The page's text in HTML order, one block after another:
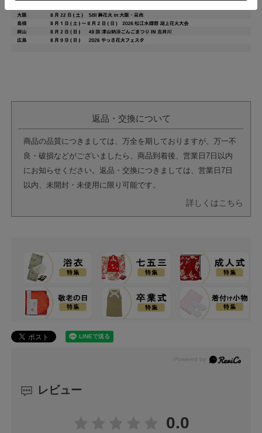
返品・交換について
商品の品質につきましては、万全を期しておりますが、万一不
良・破損などがございましたら、商品到着後、営業日7日以内
にお知らせください。返品・交換につきましては、営業日7日
以内、未開封・未使用に限り可能です。
詳しくはこちら
レビュー
0.0